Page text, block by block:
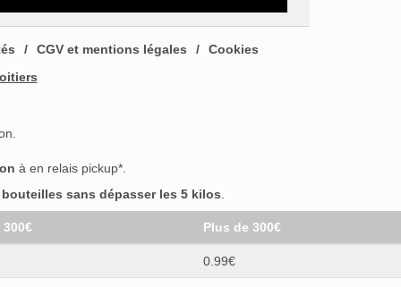
CGV et mentions légales
Cookies
à en relais pickup*.
sans dépasser les 5 kilos.
Plus de 300€
0.99€